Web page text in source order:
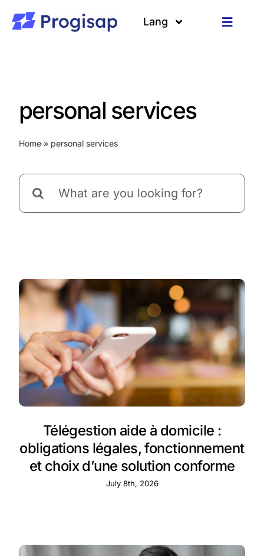
content
Toggle
Customers
Lang
personal services
Home» personal services
Search
Télégestion aide à domicile :
obligations légales, fonctionnement
et choix d’une solution conforme
July 8th, 2026